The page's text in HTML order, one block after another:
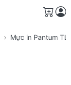
Giỏ
Mực in Pantum